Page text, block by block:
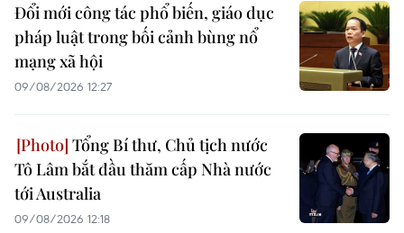
Đổi mới công tác phổ biến, giáo dục
pháp luật trong bối cảnh bùng nổ
mạng xã hội
09/08/2026 12:27
Tổng Bí thư, Chủ tịch nước
Tô Lâm bắt đầu thăm cấp Nhà nước
tới Australia
09/08/2026 12:18